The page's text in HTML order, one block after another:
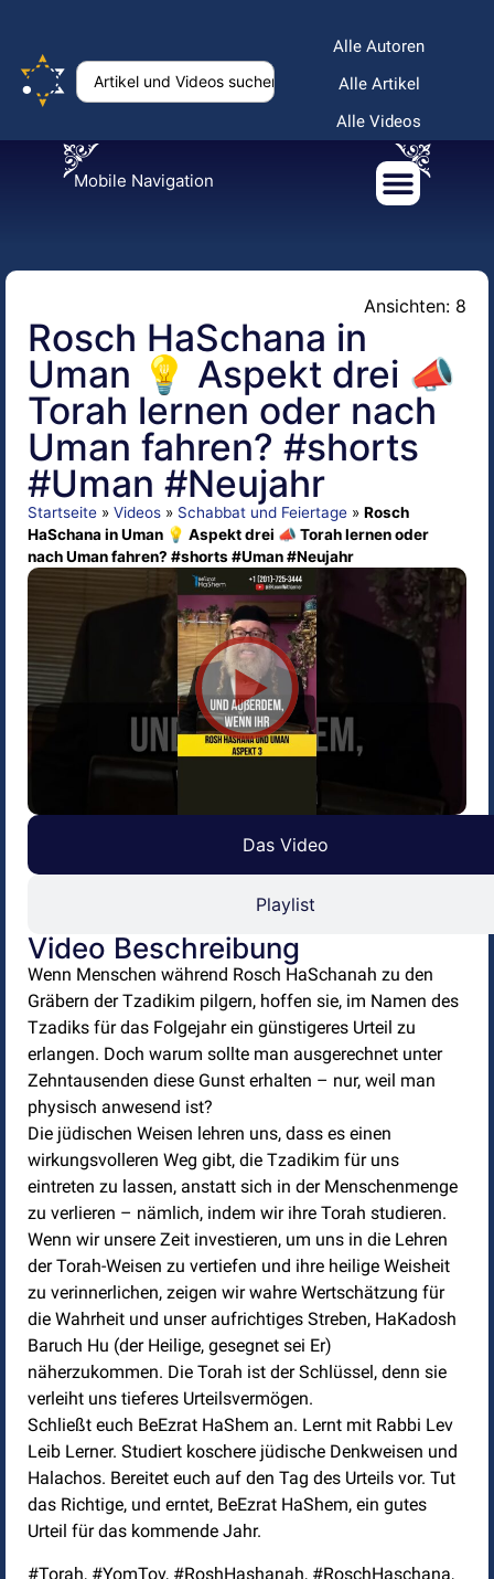
Alle Autoren
Alle Artikel
Alle Videos
Mobile Navigation
Ansichten: 8
Rosch HaSchana in
Uman 💡 Aspekt drei 📣
Torah lernen oder nach
Uman fahren? #shorts
#Uman #Neujahr
Startseite » Videos » Schabbat und Feiertage » Rosch
HaSchana in Uman 💡 Aspekt drei 📣 Torah lernen oder
nach Uman fahren? #shorts #Uman #Neujahr
Das Video
Playlist
Video Beschreibung
Wenn Menschen während Rosch HaSchanah zu den
Gräbern der Tzadikim pilgern, hoffen sie, im Namen des
Tzadiks für das Folgejahr ein günstigeres Urteil zu
erlangen. Doch warum sollte man ausgerechnet unter
Zehntausenden diese Gunst erhalten – nur, weil man
physisch anwesend ist?
Die jüdischen Weisen lehren uns, dass es einen
wirkungsvolleren Weg gibt, die Tzadikim für uns
eintreten zu lassen, anstatt sich in der Menschenmenge
zu verlieren – nämlich, indem wir ihre Torah studieren.
Wenn wir unsere Zeit investieren, um uns in die Lehren
der Torah-Weisen zu vertiefen und ihre heilige Weisheit
zu verinnerlichen, zeigen wir wahre Wertschätzung für
die Wahrheit und unser aufrichtiges Streben, HaKadosh
Baruch Hu (der Heilige, gesegnet sei Er)
näherzukommen. Die Torah ist der Schlüssel, denn sie
verleiht uns tieferes Urteilsvermögen.
Schließt euch BeEzrat HaShem an. Lernt mit Rabbi Lev
Leib Lerner. Studiert koschere jüdische Denkweisen und
Halachos. Bereitet euch auf den Tag des Urteils vor. Tut
das Richtige, und erntet, BeEzrat HaShem, ein gutes
Urteil für das kommende Jahr.
#Torah, #YomTov, #RoshHashanah, #RoschHaschana,